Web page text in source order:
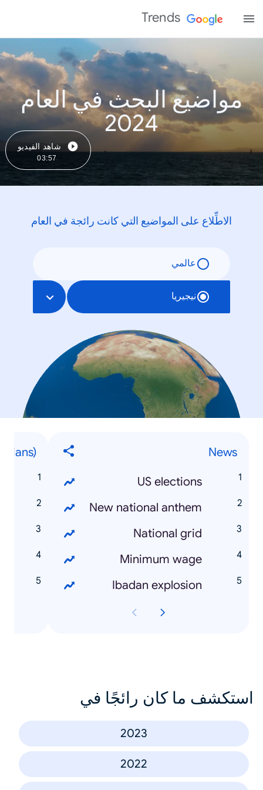
Trends
مواضيع البحث في العام
2024
شاهد الفيديو
03:57
الاطِّلاع على المواضيع التي كانت رائجة في العام
عالمي
نيجيريا
News
US elections
New national anthem
National grid
Minimum wage
Ibadan explosion
استكشف ما كان رائجًا في
2023
2022